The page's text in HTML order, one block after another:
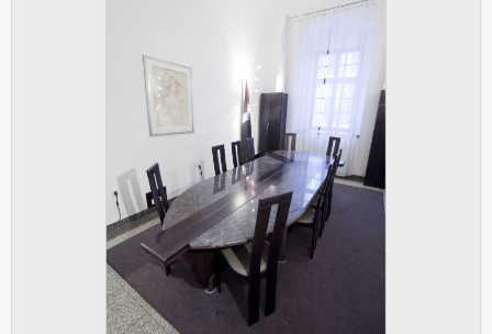
cookies systémů třetích stran, které nám
Cookies, které aplikace nedokáže zařadit.
Naším cílem je, aby tato kategorie
zůstala prázdná a všechny cookies byly
přiřazeny do některé z kategorií
uvedených výše.